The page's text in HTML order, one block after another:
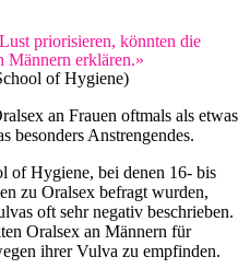
priorisieren, könnten die
Männern erklären.»
of Hygiene)
an Frauen oftmals als etwas
besonders Anstrengendes.
of Hygiene, bei denen 16- bis
zu Oralsex befragt wurden,
oft sehr negativ beschrieben.
Oralsex an Männern für
ihrer Vulva zu empfinden.